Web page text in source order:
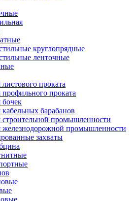
круглопрядные
ленточные
проката
профильного проката
бочек
кабельных барабанов
строительной промышленности
железнодорожной промышленности
захваты